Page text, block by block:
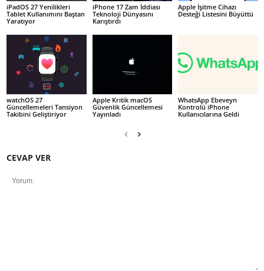
iPadOS 27 Yenilikleri
Tablet Kullanımını Baştan
Yaratıyor
iPhone 17 Zam İddiası
Teknoloji Dünyasını
Karıştırdı
Apple İşitme Cihazı
Desteği Listesini Büyüttü
watchOS 27
Güncellemeleri Tansiyon
Takibini Geliştiriyor
Apple Kritik macOS
Güvenlik Güncellemesi
Yayınladı
WhatsApp Ebeveyn
Kontrolü iPhone
Kullanıcılarına Geldi
CEVAP VER